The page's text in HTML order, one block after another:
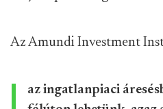
Az Amundi Investment
az ingatlanpiaci